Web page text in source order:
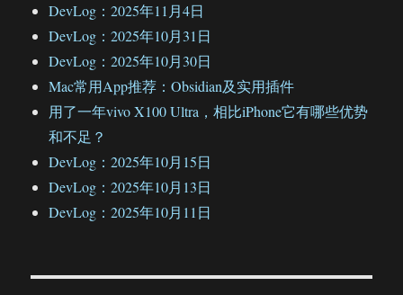
DevLog：2025年11月4日
DevLog：2025年10月31日
DevLog：2025年10月30日
Mac常用App推荐：Obsidian及实用插件
用了一年vivo X100 Ultra，相比iPhone它有哪些优势
和不足？
DevLog：2025年10月15日
DevLog：2025年10月13日
DevLog：2025年10月11日